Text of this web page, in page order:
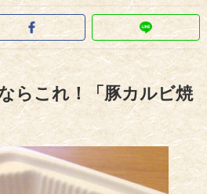
らこれ！「豚カルビ焼